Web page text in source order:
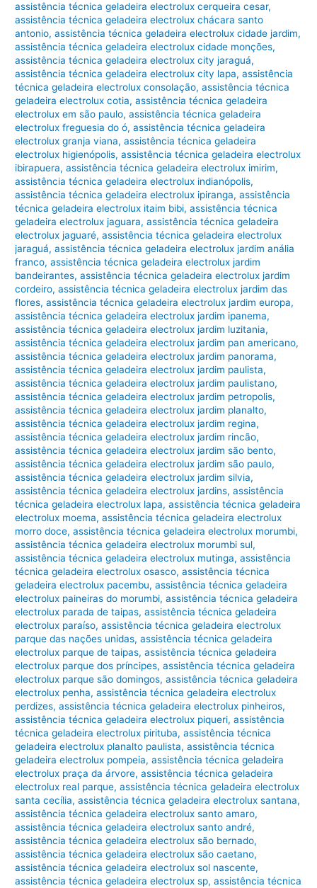
assistência técnica geladeira electrolux cerqueira cesar,
assistência técnica geladeira electrolux chácara santo
antonio,assistência técnica geladeira electrolux cidade jardim,
assistência técnica geladeira electrolux cidade monções,
assistência técnica geladeira electrolux city jaraguá,
assistência técnica geladeira electrolux city lapa,assistência
técnica geladeira electrolux consolação,assistência técnica
geladeira electrolux cotia,assistência técnica geladeira
electrolux em são paulo,assistência técnica geladeira
electrolux freguesia do ó,assistência técnica geladeira
electrolux granja viana,assistência técnica geladeira
electrolux higienópolis,assistência técnica geladeira electrolux
ibirapuera,assistência técnica geladeira electrolux imirim,
assistência técnica geladeira electrolux indianópolis,
assistência técnica geladeira electrolux ipiranga,assistência
técnica geladeira electrolux itaim bibi,assistência técnica
geladeira electrolux jaguara,assistência técnica geladeira
electrolux jaguaré,assistência técnica geladeira electrolux
jaraguá,assistência técnica geladeira electrolux jardim anália
franco,assistência técnica geladeira electrolux jardim
bandeirantes,assistência técnica geladeira electrolux jardim
cordeiro,assistência técnica geladeira electrolux jardim das
flores,assistência técnica geladeira electrolux jardim europa,
assistência técnica geladeira electrolux jardim ipanema,
assistência técnica geladeira electrolux jardim luzitania,
assistência técnica geladeira electrolux jardim pan americano,
assistência técnica geladeira electrolux jardim panorama,
assistência técnica geladeira electrolux jardim paulista,
assistência técnica geladeira electrolux jardim paulistano,
assistência técnica geladeira electrolux jardim petropolis,
assistência técnica geladeira electrolux jardim planalto,
assistência técnica geladeira electrolux jardim regina,
assistência técnica geladeira electrolux jardim rincão,
assistência técnica geladeira electrolux jardim são bento,
assistência técnica geladeira electrolux jardim são paulo,
assistência técnica geladeira electrolux jardim silvia,
assistência técnica geladeira electrolux jardins,assistência
técnica geladeira electrolux lapa,assistência técnica geladeira
electrolux moema,assistência técnica geladeira electrolux
morro doce,assistência técnica geladeira electrolux morumbi,
assistência técnica geladeira electrolux morumbi sul,
assistência técnica geladeira electrolux mutinga,assistência
técnica geladeira electrolux osasco,assistência técnica
geladeira electrolux pacembu,assistência técnica geladeira
electrolux paineiras do morumbi,assistência técnica geladeira
electrolux parada de taipas,assistência técnica geladeira
electrolux paraíso,assistência técnica geladeira electrolux
parque das nações unidas,assistência técnica geladeira
electrolux parque de taipas,assistência técnica geladeira
electrolux parque dos príncipes,assistência técnica geladeira
electrolux parque são domingos,assistência técnica geladeira
electrolux penha,assistência técnica geladeira electrolux
perdizes,assistência técnica geladeira electrolux pinheiros,
assistência técnica geladeira electrolux piqueri,assistência
técnica geladeira electrolux pirituba,assistência técnica
geladeira electrolux planalto paulista,assistência técnica
geladeira electrolux pompeia,assistência técnica geladeira
electrolux praça da árvore,assistência técnica geladeira
electrolux real parque,assistência técnica geladeira electrolux
santa cecília,assistência técnica geladeira electrolux santana,
assistência técnica geladeira electrolux santo amaro,
assistência técnica geladeira electrolux santo andré,
assistência técnica geladeira electrolux são bernado,
assistência técnica geladeira electrolux são caetano,
assistência técnica geladeira electrolux sol nascente,
assistência técnica geladeira electrolux sp,assistência técnica